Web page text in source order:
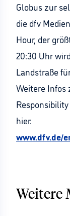
Globus zur
die dfv
Hour, der
20:30 Uhr
Landstraße
Weitere Infos
hier:
www.dfv.de/
Weitere